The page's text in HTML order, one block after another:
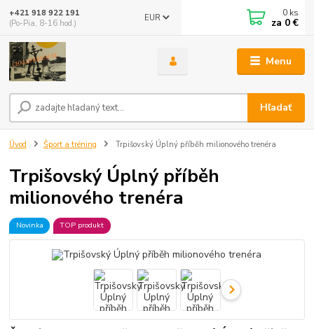
Menu
EUR
Hľadať
+421 918 922 191
(Po-Pia, 8-16 hod.)
0 ks
za 0 €
Úvod Šport a tréning Trpišovský Úplný příběh milionového trenéra
Trpišovský Úplný příběh
milionového trenéra
Novinka TOP produkt